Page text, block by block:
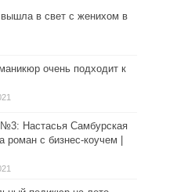
в свет с женихом в
очень подходит к
Настасья Самбурская
роман с бизнес-коучем |